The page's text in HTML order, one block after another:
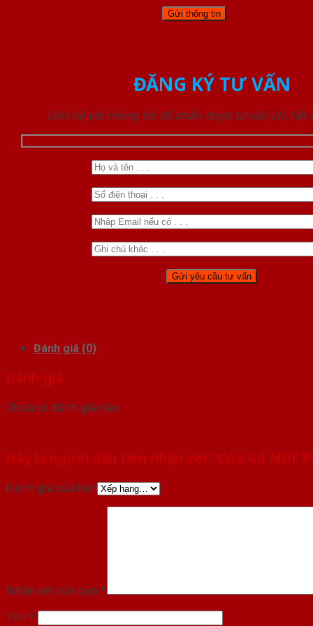
ĐĂNG KÝ TƯ VẤN
Liên hệ với chúng tôi để nhận được tư vấn chi tiết
Đánh giá (0)
Đánh giá
Chưa có đánh giá nào.
Hãy là người đầu tiên nhận xét “Cửa Gỗ MDF
Đánh giá của bạn
Nhận xét của bạn *
Tên *